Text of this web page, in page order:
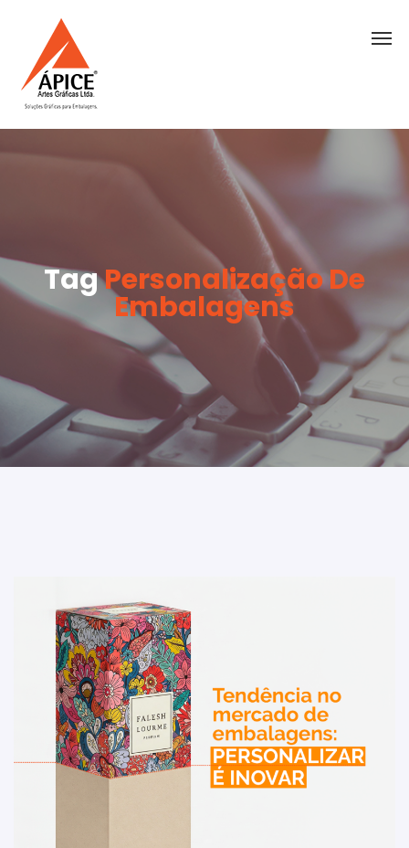
TagPersonalização De
Embalagens